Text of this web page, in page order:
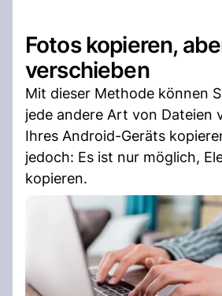
Fotos kopieren,
verschieben
Mit dieser Methode können
jede andere Art von Dateien
Ihres Android-Geräts
jedoch: Es ist nur möglich,
kopieren.